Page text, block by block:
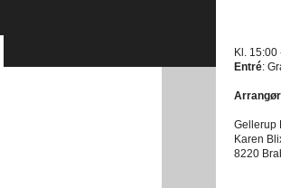
Kl. 15:00
Entré:
Gellerup
Karen
8220